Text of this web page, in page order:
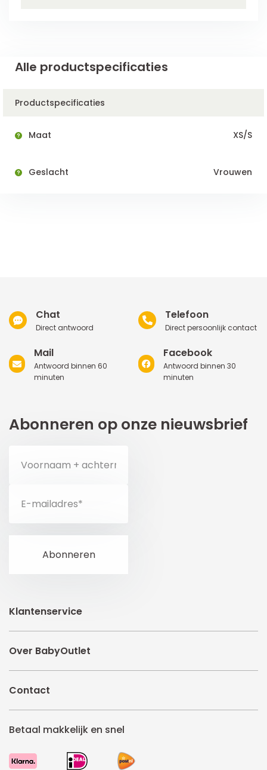
Alle productspecificaties
Productspecificaties
Maat XS/S
Geslacht Vrouwen
Chat
Direct antwoord
Telefoon
Direct persoonlijk contact
Mail
Antwoord binnen 60
minuten
Facebook
Antwoord binnen 30
minuten
Abonneren op onze nieuwsbrief
Klantenservice
Over BabyOutlet
Contact
Betaal makkelijk en snel